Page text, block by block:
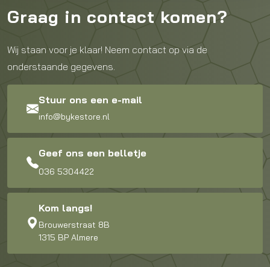
Graag in contact komen?
Wij staan voor je klaar! Neem contact op via de
onderstaande gegevens.
Stuur ons een e-mail
info@bykestore.nl
Geef ons een belletje
036 5304422
Kom langs!
Brouwerstraat 8B
1315 BP Almere